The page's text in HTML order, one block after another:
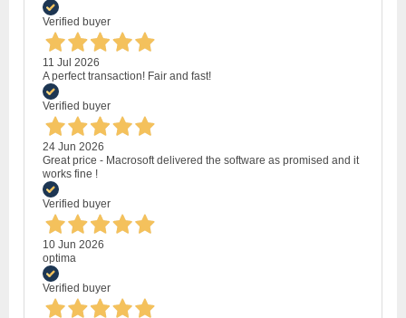
Verified buyer
11 Jul 2026
A perfect transaction! Fair and fast!
Verified buyer
24 Jun 2026
Great price - Macrosoft delivered the software as promised and it
works fine !
Verified buyer
10 Jun 2026
optima
Verified buyer